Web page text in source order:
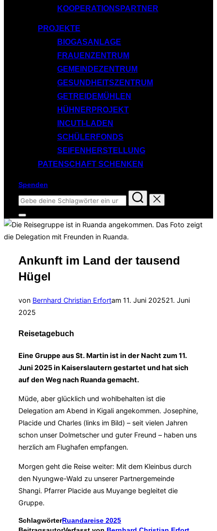
KOOPERATIONSPARTNER
PROJEKTE
BIOGASANLAGE
FRAUENZENTRUM
GEMEINDEZENTRUM
GESUNDHEITSZENTRUM
GETREIDEMÜHLEN
HÜHNERPROJEKT
INCUTI-LADEN
SCHÜLERFONDS
SEIFENHERSTELLUNG
PATENSCHAFT SCHENKEN
Spenden
Suchen
nach:
Seitenleiste
&
Navigation
umschalten
Ankunft im Land der tausend
Hügel
von Bernhard Christian Erfortam Veröffentlicht
11. Juni 202521. Juni
2025
Reisetagebuch
Eine Gruppe aus St. Martin ist in der Nacht zum 11.
Juni 2025 in Kaiserslautern gestartet und hat sich
auf den Weg nach Ruanda gemacht.
Müde, aber glücklich und wohlbehalten ist die
Delegation am Abend in Kigali angekommen. Josephine,
Placide und Charles (links im Bild) – seit vielen Jahren
schon unser Dolmetscher und guter Freund – haben uns
herzlich am Flughafen empfangen.
Morgen geht die Reise weiter: Mit dem Kleinbus durch
den Nyungwe-Wald zu unserer Partnergemeinde
Shangi. Pfarrer Placide aus Muyange begleitet die
Gruppe.
SchlagwörterRuandareise 2025